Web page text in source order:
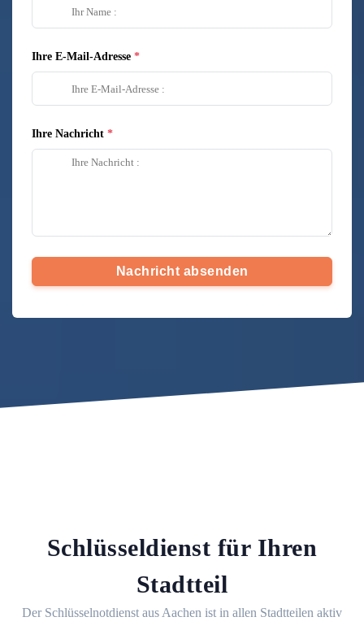
Ihre E-Mail-Adresse
Ihre Nachricht
Nachricht absenden
Schlüsseldienst für Ihren
Stadtteil
Der Schlüsselnotdienst aus Aachen ist in allen Stadtteilen aktiv